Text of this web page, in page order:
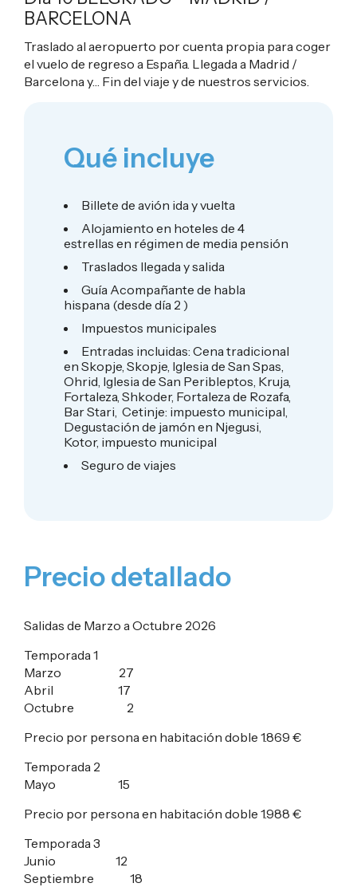
BARCELONA
Traslado al aeropuerto por cuenta propia para coger
el vuelo de regreso a España. Llegada a Madrid /
Barcelona y… Fin del viaje y de nuestros servicios.
Qué incluye
Billete de avión ida y vuelta
Alojamiento en hoteles de 4
estrellas en régimen de media pensión
Traslados llegada y salida
Guía Acompañante de habla
hispana (desde día 2 )
Impuestos municipales
Entradas incluidas: Cena tradicional
en Skopje, Skopje, Iglesia de San Spas,
Ohrid, Iglesia de San Peribleptos, Kruja,
Fortaleza, Shkoder, Fortaleza de Rozafa,
Bar Stari, Cetinje: impuesto municipal,
Degustación de jamón en Njegusi,
Kotor, impuesto municipal
Seguro de viajes
Precio detallado
Salidas de Marzo a Octubre 2026
Temporada 1
Marzo 27
Abril 17
Octubre 2
Precio por persona en habitación doble 1.869 €
Temporada 2
Mayo 15
Precio por persona en habitación doble 1.988 €
Temporada 3
Junio 12
Septiembre 18